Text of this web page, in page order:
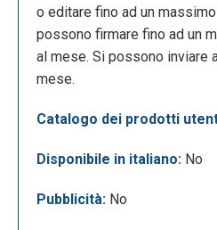
Una volta iscritti l’app
documenti in pdf così da
successivamente in maniera
o editare fino ad un
possono firmare fino ad un
al mese. Si possono inviare
mese.
Catalogo dei prodotti
Disponibile in italiano: No
Pubblicità: No